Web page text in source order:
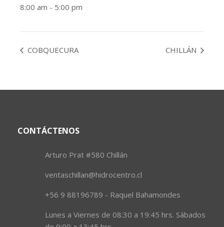
8:00 am - 5:00 pm
COBQUECURA CHILLÁN
CONTÁCTENOS
Arturo Prat #580 Chillán
ventaschillan@hidrocentro.cl
+56 9 88196789 - Raquel Bahamondes
Lunes a Viernes de 08:30 a 19:45 hrs. Sábados